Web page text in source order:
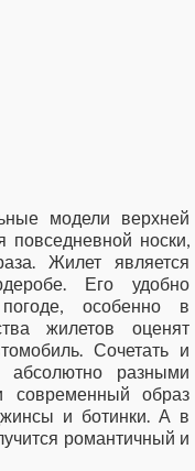
модели верхней
носки,
Жилет является
Его удобно
особенно в
жилетов оценят
Сочетать и
разными
современный образ
и ботинки. А в
романтичный и